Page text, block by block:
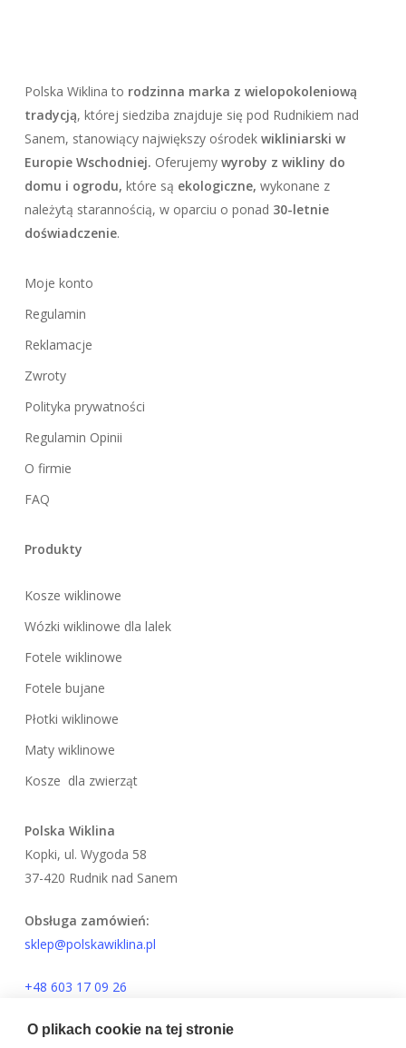
Polska Wiklina to rodzinna marka z wielopokoleniową
tradycją, której siedziba znajduje się pod Rudnikiem nad
Sanem, stanowiący największy ośrodek wikliniarski w
Europie Wschodniej. Oferujemy wyroby z wikliny do
domu i ogrodu, które są ekologiczne, wykonane z
należytą starannością, w oparciu o ponad 30-letnie
doświadczenie.
Moje konto
Regulamin
Reklamacje
Zwroty
Polityka prywatności
Regulamin Opinii
O firmie
FAQ
Produkty
Kosze wiklinowe
Wózki wiklinowe dla lalek
Fotele wiklinowe
Fotele bujane
Płotki wiklinowe
Maty wiklinowe
Kosze dla zwierząt
Polska Wiklina
Kopki, ul. Wygoda 58
37-420 Rudnik nad Sanem
Obsługa zamówień:
sklep@polskawiklina.pl
+48 603 17 09 26
O plikach cookie na tej stronie